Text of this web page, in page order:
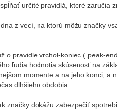
určité pravidlá, ktoré zaručia
z vecí, na ktorú môžu značky
o pravidle vrchol-koniec („peak-
ľudia hodnotia skúsenosť na
momente a na jeho konci, a
dlhšieho obdobia.
značky dokážu zabezpečiť